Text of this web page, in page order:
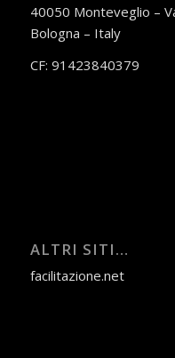
40050 Monteveglio –
Bologna – Italy
CF: 91423840379
ALTRI SITI…
facilitazione.net